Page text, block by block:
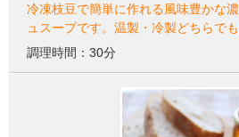
冷凍枝豆で簡単に作れる風味豊かな
ュスープです。温製・冷製どちらでも
調理時間：30分